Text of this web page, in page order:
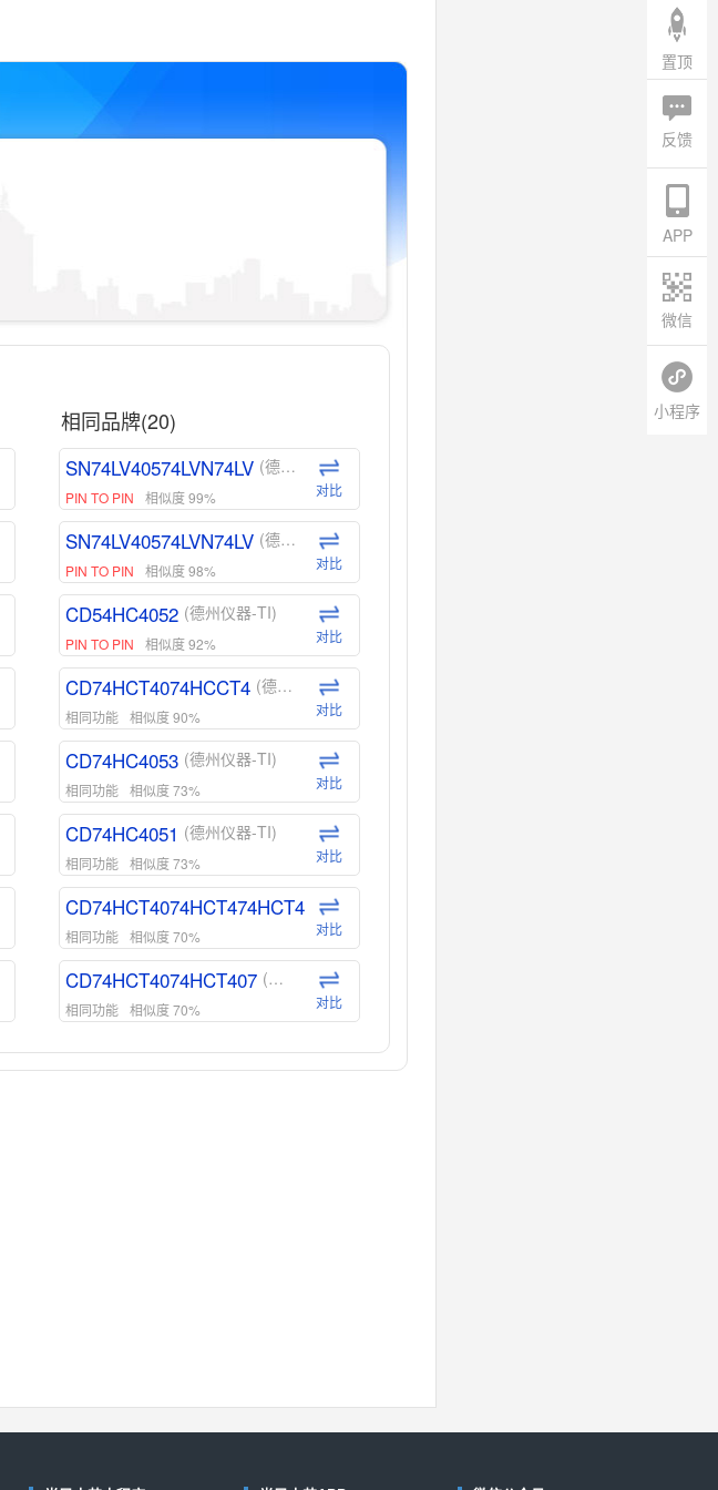
相同品牌(20)
SN74LV40574LVN74LV (德州仪器-TI)
PIN TO PIN 相似度 99% 对比
SN74LV40574LVN74LV (德州仪器-TI)
PIN TO PIN 相似度 98% 对比
CD54HC4052 (德州仪器-TI)
PIN TO PIN 相似度 92% 对比
CD74HCT4074HCCT4 (德州仪器-TI)
相同功能 相似度 90% 对比
CD74HC4053 (德州仪器-TI)
相同功能 相似度 73% 对比
CD74HC4051 (德州仪器-TI)
相同功能 相似度 73% 对比
CD74HCT4074HCT474HCT4 (德州仪器-TI)
相同功能 相似度 70% 对比
CD74HCT4074HCT407 (德州仪器-TI)
相同功能 相似度 70% 对比
CD74HCT4D74HDCT40 (德州仪器-TI)
对比
置顶
反馈
APP
微信
小程序